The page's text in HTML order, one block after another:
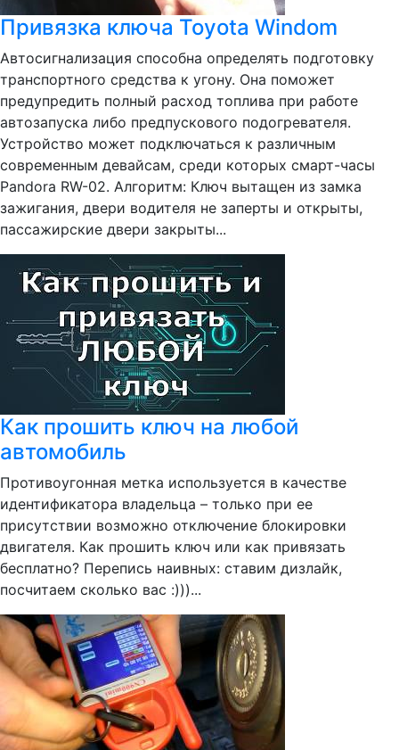
Привязка ключа Toyota Windom
Автосигнализация способна определять подготовку
транспортного средства к угону. Она поможет
предупредить полный расход топлива при работе
автозапуска либо предпускового подогревателя.
Устройство может подключаться к различным
современным девайсам, среди которых смарт-часы
Pandora RW-02. Алгоритм: Ключ вытащен из замка
зажигания, двери водителя не заперты и открыты,
пассажирские двери закрыты...
Как прошить ключ на любой
автомобиль
Противоугонная метка используется в качестве
идентификатора владельца – только при ее
присутствии возможно отключение блокировки
двигателя. Как прошить ключ или как привязать
бесплатно? Перепись наивных: ставим дизлайк,
посчитаем сколько вас :)))...